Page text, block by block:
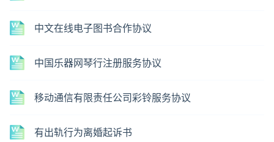
中文在线电子图书合作协议
中国乐器网琴行注册服务协议
移动通信有限责任公司彩铃服务协议
有出轨行为离婚起诉书